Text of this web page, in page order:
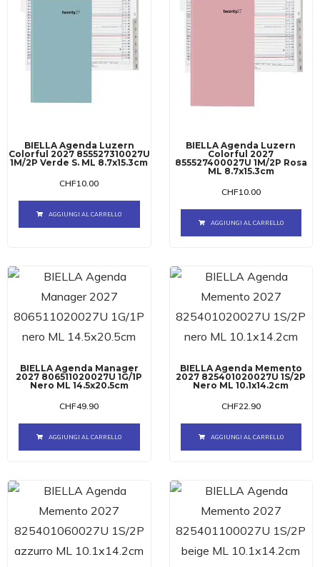
BIELLA Agenda Luzern
Colorful 2027 855527310027U
1M/2P Verde S. ML 8.7x15.3cm
CHF10.00
AGGIUNGI AL CARRELLO
BIELLA Agenda Luzern
Colorful 2027
855527400027U 1M/2P Rosa
ML 8.7x15.3cm
CHF10.00
AGGIUNGI AL CARRELLO
BIELLA Agenda Manager
2027 806511020027U 1G/1P
Nero ML 14.5x20.5cm
CHF49.90
AGGIUNGI AL CARRELLO
BIELLA Agenda Memento
2027 825401020027U 1S/2P
Nero ML 10.1x14.2cm
CHF22.90
AGGIUNGI AL CARRELLO